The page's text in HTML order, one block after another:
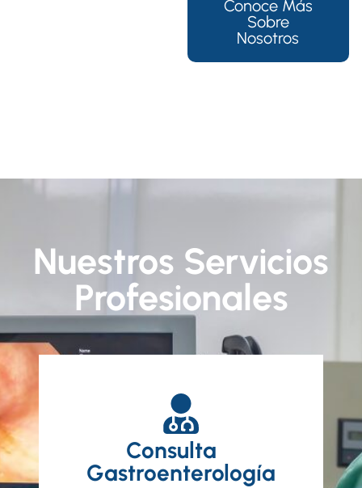
Conoce Más
Sobre
Nosotros
Nuestros Servicios
Profesionales
Consulta
Gastroenterología